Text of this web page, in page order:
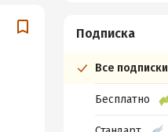
Подписка
Все подписки
Бесплатно